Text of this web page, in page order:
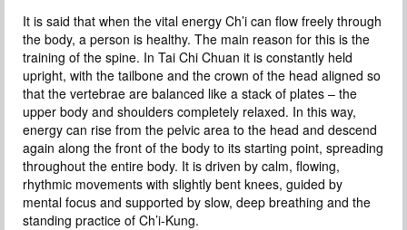
It is said that when the vital energy Ch’i can flow freely through
the body, a person is healthy. The main reason for this is the
training of the spine. In Tai Chi Chuan it is constantly held
upright, with the tailbone and the crown of the head aligned so
that the vertebrae are balanced like a stack of plates – the
upper body and shoulders completely relaxed. In this way,
energy can rise from the pelvic area to the head and descend
again along the front of the body to its starting point, spreading
throughout the entire body. It is driven by calm, flowing,
rhythmic movements with slightly bent knees, guided by
mental focus and supported by slow, deep breathing and the
standing practice of Ch’i-Kung.